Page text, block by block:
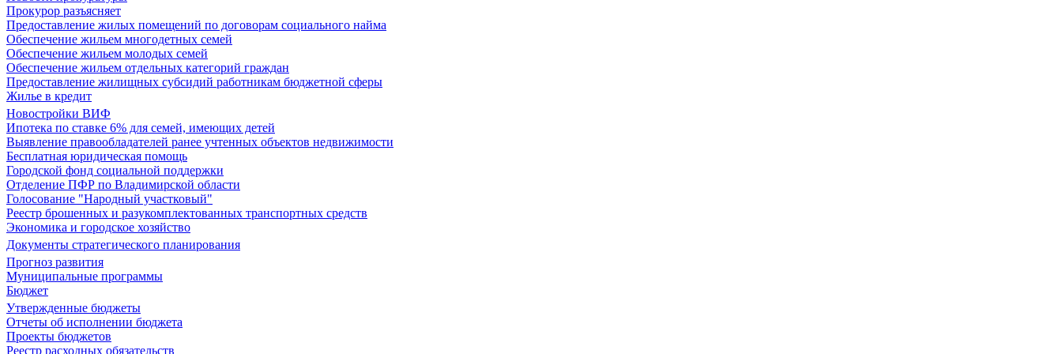
Прокурор разъясняет
Предоставление жилых помещений по договорам социального найма
Обеспечение жильем многодетных семей
Обеспечение жильем молодых семей
Обеспечение жильем отдельных категорий граждан
Предоставление жилищных субсидий работникам бюджетной сферы
Жилье в кредит
Новостройки ВИФ
Ипотека по ставке 6% для семей, имеющих детей
Выявление правообладателей ранее учтенных объектов недвижимости
Бесплатная юридическая помощь
Городской фонд социальной поддержки
Отделение ПФР по Владимирской области
Голосование "Народный участковый"
Реестр брошенных и разукомплектованных транспортных средств
Экономика и городское хозяйство
Документы стратегического планирования
Прогноз развития
Муниципальные программы
Бюджет
Утвержденные бюджеты
Отчеты об исполнении бюджета
Проекты бюджетов
Реестр расходных обязательств